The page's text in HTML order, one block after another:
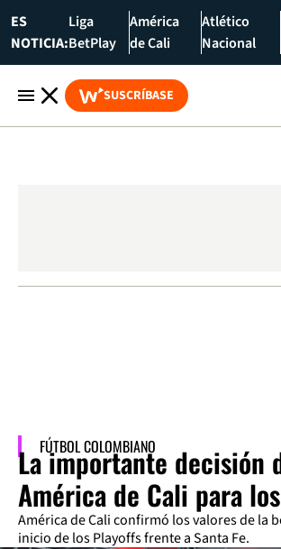
ES
NOTICIA:
Liga
BetPlay
América
de Cali
Atlético
Nacional
SUSCRÍBASE
FÚTBOL COLOMBIANO
La importante decisión
América de Cali para
América de Cali confirmó los valores de la
inicio de los Playoffs frente a Santa Fe.